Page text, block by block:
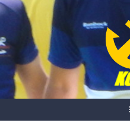
Skip
content